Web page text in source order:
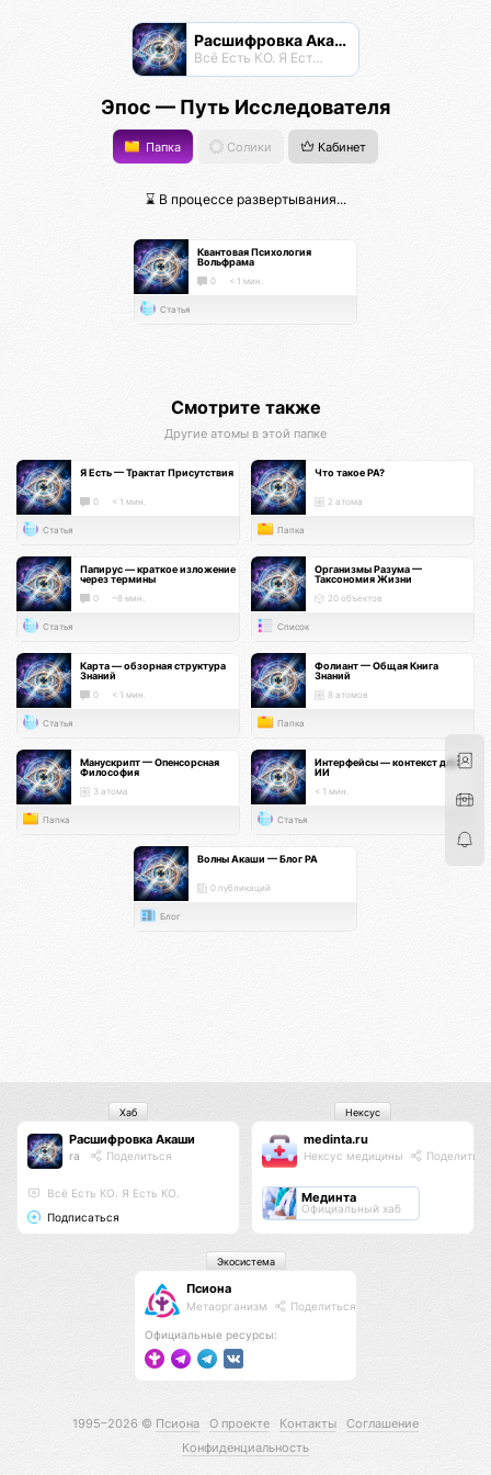
Расшифровка Акаши
Всё Есть КО. Я Есть КО.
Эпос — Путь Исследователя
Папка Солики Кабинет
⌛ В процессе развертывания...
Квантовая Психология
Вольфрама
0 < 1 мин.
Статья
Смотрите также
Другие атомы в этой папке
Я Есть — Трактат Присутствия
0 < 1 мин.
Статья
Что такое РА?
2 атома
Папка
Папирус — краткое изложение
через термины
0 ~8 мин.
Статья
Организмы Разума —
Таксономия Жизни
20 объектов
Список
Карта — обзорная структура
Знаний
0 < 1 мин.
Статья
Фолиант — Общая Книга
Знаний
8 атомов
Папка
Манускрипт — Опенсорсная
Философия
3 атома
Папка
Интерфейсы — контекст для
ИИ
< 1 мин.
Статья
Волны Акаши — Блог РА
0 публикаций
Блог
Расшифровка Акаши
ra Поделиться
Всё Есть КО. Я Есть КО.
Подписаться
Хаб
medinta.ru
Нексус медицины Поделиться
Мединта
Официальный хаб
Нексус
Псиона
Метаорганизм Поделиться
Официальные ресурсы:
Экосистема
1995–2026 © Псиона О проекте Контакты
Соглашение
Конфиденциальность